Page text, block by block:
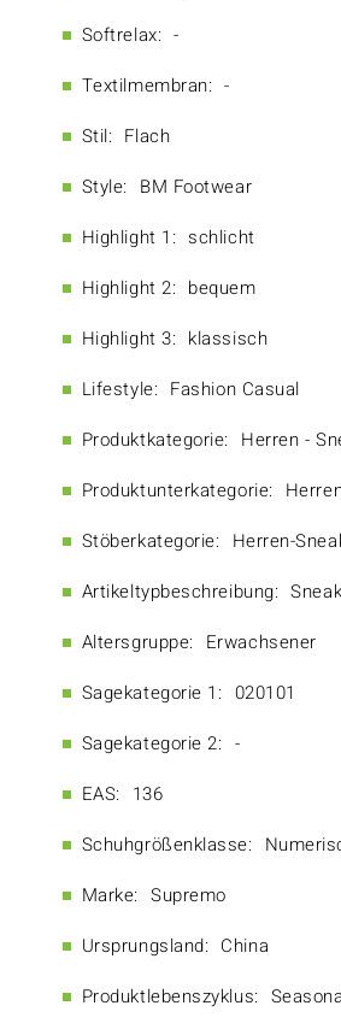
Softrelax: -
Textilmembran: -
Stil: Flach
Style: BM Footwear
Highlight 1: schlicht
Highlight 2: bequem
Highlight 3: klassisch
Lifestyle: Fashion Casual
Produktkategorie: Herren -
Produktunterkategorie:
Stöberkategorie: Herren-
Artikeltypbeschreibung:
Altersgruppe: Erwachsener
Sagekategorie 1: 020101
Sagekategorie 2: -
EAS: 136
Schuhgrößenklasse:
Marke: Supremo
Ursprungsland: China
Produktlebenszyklus: